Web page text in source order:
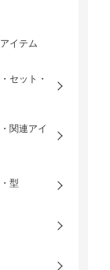
イテム
セット・
関連アイ
型